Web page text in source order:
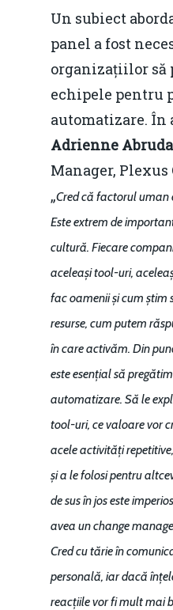
Un subiect
panel a fost
organizațiilor să
echipele pentru
automatizare. În
Adrienne
Manager, Plexus
„Cred că factorul uman
Este extrem de
cultură. Fiecare
aceleași tool-uri,
fac oamenii și cum știm
resurse, cum putem
în care activăm. Din
este esențial să
automatizare. Să le
tool-uri, ce valoare vor
acele activități
și a le folosi pentru
de sus în jos este
avea un change
Cred cu tărie în
personală, iar dacă
reacțiile vor fi mult mai